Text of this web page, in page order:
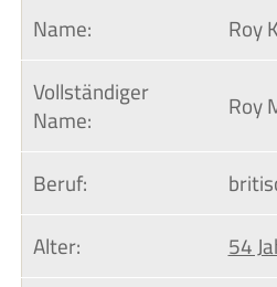
Name:
Roy
Vollständiger
Name:
Roy
Beruf:
Alter:
54